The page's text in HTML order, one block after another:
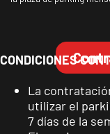
CONDICIONES
La
utilizar el
7 días de la